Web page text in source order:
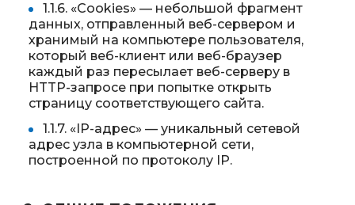
1.1.6. «Cookies» — небольшой фрагмент
данных, отправленный веб-сервером и
хранимый на компьютере пользователя,
который веб-клиент или веб-браузер
каждый раз пересылает веб-серверу в
HTTP-запросе при попытке открыть
страницу соответствующего сайта.
1.1.7. «IP-адрес» — уникальный сетевой
адрес узла в компьютерной сети,
построенной по протоколу IP.